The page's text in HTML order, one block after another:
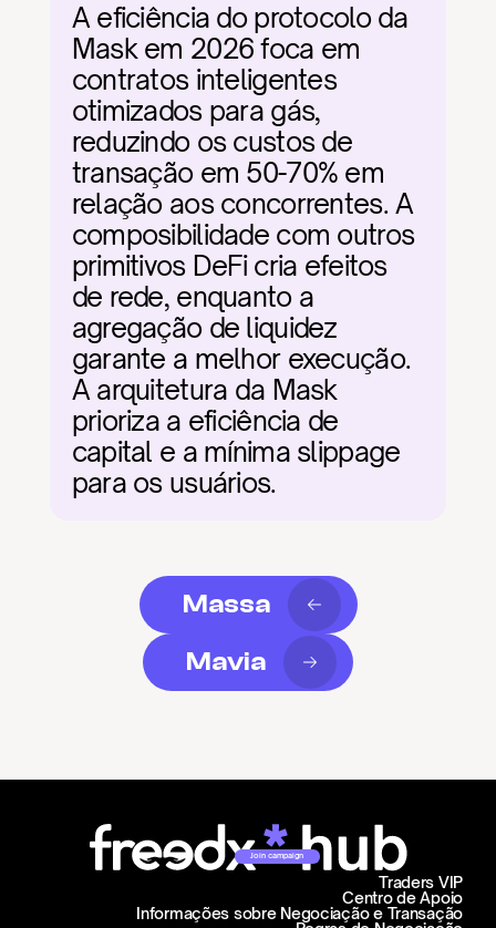
A eficiência do protocolo da
Mask em 2026 foca em
contratos inteligentes
otimizados para gás,
reduzindo os custos de
transação em 50-70% em
relação aos concorrentes. A
composibilidade com outros
primitivos DeFi cria efeitos
de rede, enquanto a
agregação de liquidez
garante a melhor execução.
A arquitetura da Mask
prioriza a eficiência de
capital e a mínima slippage
para os usuários.
Massa
Mavia
Join campaign
Centro de Apoio
Informações sobre Negociação e Transação
Traders VIP